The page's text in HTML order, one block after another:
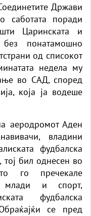
Држави
саботата поради
Царинската и
понатамошно
од списокот
недела му
во САД, според
која ја водеше
аеродромот Аден
владини
фудбалска
бил однесен во
го пречекале
млади и спорт,
фудбалска
се пред